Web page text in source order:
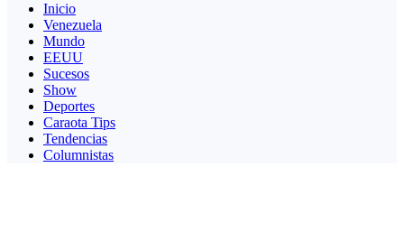
Inicio
Venezuela
Mundo
EEUU
Sucesos
Show
Deportes
Caraota Tips
Tendencias
Columnistas